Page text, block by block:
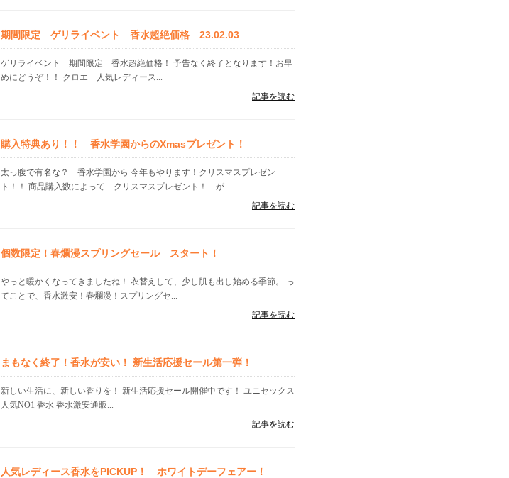
期間限定 ゲリライベント 香水超絶価格 23.02.03
ゲリライベント 期間限定 香水超絶価格！ 予告なく終了となります！お早
めにどうぞ！！ クロエ 人気レディース...
記事を読む
購入特典あり！！ 香水学園からのXmasプレゼント！
太っ腹で有名な？ 香水学園から 今年もやります！クリスマスプレゼン
ト！！ 商品購入数によって クリスマスプレゼント！ が...
記事を読む
個数限定！春爛漫スプリングセール スタート！
やっと暖かくなってきましたね！ 衣替えして、少し肌も出し始める季節。 っ
てことで、香水激安！春爛漫！スプリングセ...
記事を読む
まもなく終了！香水が安い！ 新生活応援セール第一弾！
新しい生活に、新しい香りを！ 新生活応援セール開催中です！ ユニセックス
人気NO1 香水 香水激安通販...
記事を読む
人気レディース香水をPICKUP！ ホワイトデーフェアー！